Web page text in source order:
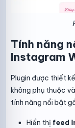
Tính năng
Instagram
Plugin được thiết kế
không phụ thuộc
tính năng nổi bật
Hiển thị feed